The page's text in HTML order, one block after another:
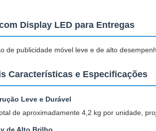
Display LED para Entregas
de publicidade móvel leve e de alto
Características e Especificações
Leve e Durável
de aproximadamente 4,2 kg por unidade,